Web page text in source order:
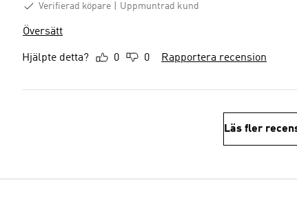
Verifierad köpare
Uppmuntrad kund
Översätt
Hjälpte detta? 0 0 Rapportera recension
Läs fler